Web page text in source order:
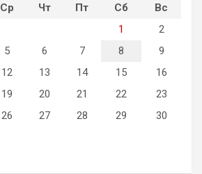
Ср Чт Пт Сб
Вс
1
2
5 6 7 8
9
12 13 14 15
16
19 20 21 22
23
26 27 28 29
30